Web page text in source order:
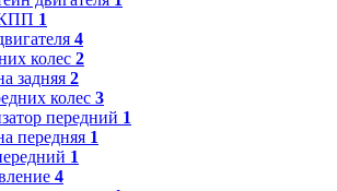
1
4
колес 2
задняя 2
колес 3
передний 1
передняя 1
1
4